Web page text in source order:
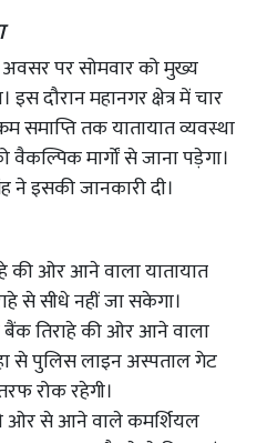
पर सोमवार को मुख्य
दौरान महानगर क्षेत्र में चार
समाप्ति तक यातायात व्यवस्था
मार्गों से जाना पड़ेगा।
ने इसकी जानकारी दी।
की ओर आने वाला यातायात
से सीधे नहीं जा सकेगा।
बैंक तिराहे की ओर आने वाला
से पुलिस लाइन अस्पताल गेट
रोक रहेगी।
ओर से आने वाले कमर्शियल